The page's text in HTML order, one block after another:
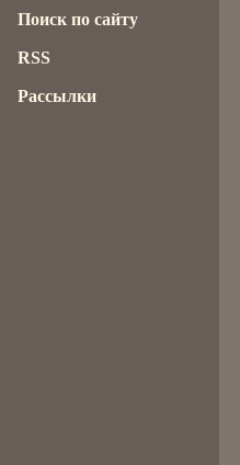
Поиск по сайту
RSS
Рассылки